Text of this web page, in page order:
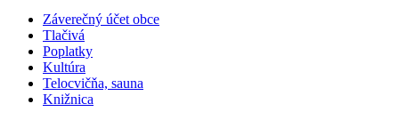
Záverečný účet obce
Tlačivá
Poplatky
Kultúra
Telocvičňa, sauna
Knižnica